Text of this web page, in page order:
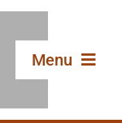
Menu